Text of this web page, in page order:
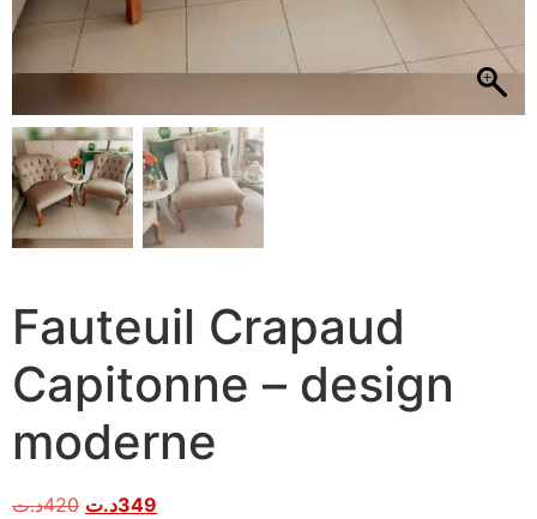
Fauteuil Crapaud
Capitonne – design
moderne
420د.ت 349د.ت